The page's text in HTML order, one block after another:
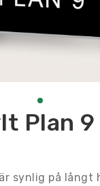
Plan 9
synlig på långt